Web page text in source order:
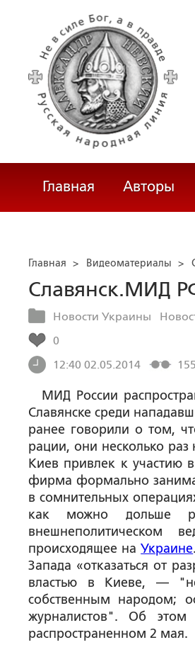
Главная Авторы
Главная > Видеоматериалы >
Славянск.МИД
Новости Украины
0
12:40 02.05.2014
МИД России
Славянске среди
ранее говорили о том,
рации, они несколько
Киев привлек к участию
фирма формально
в сомнительных
как можно дольше
внешнеполитическом
происходящее наУкраине
Запада «отказаться от
властью в Киеве, —
собственным народом;
журналистов". Об этом
распространенном 2 мая.